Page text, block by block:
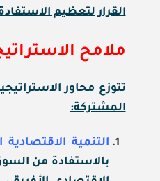
القرار لتعظيم
ملامح
تتوزع محاور
المشتركة:
التنمية الاقتصادية
بالاستفادة من